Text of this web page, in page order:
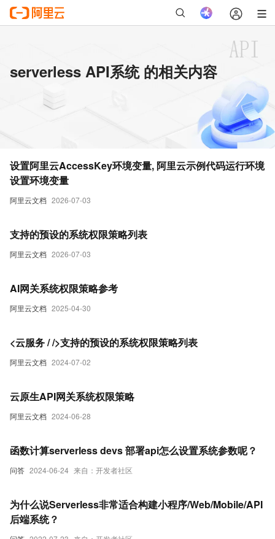
serverless API系统 的相关内容
阿里云文档 2026-07-03
设置阿里云AccessKey环境变量, 阿里云示例代码运行环境
设置环境变量
阿里云文档 2026-07-03
支持的预设的系统权限策略列表
阿里云文档 2025-04-30
AI网关系统权限策略参考
阿里云文档 2024-07-02
<云服务 / />支持的预设的系统权限策略列表
阿里云文档 2024-06-28
云原生API网关系统权限策略
问答 2024-06-24 来自：开发者社区
函数计算serverless devs 部署api怎么设置系统参数呢？
为什么说Serverless非常适合构建小程序/Web/Mobile/API
后端系统？